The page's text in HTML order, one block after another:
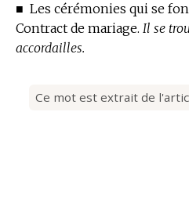
■ Les cérémonies qui se
Contract de mariage. Il se
accordailles.
Ce mot est extrait de